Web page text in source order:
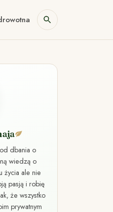
dbania o
wiedzą o
życia ale nie
pasją i robię
że wszystko
prywatnym